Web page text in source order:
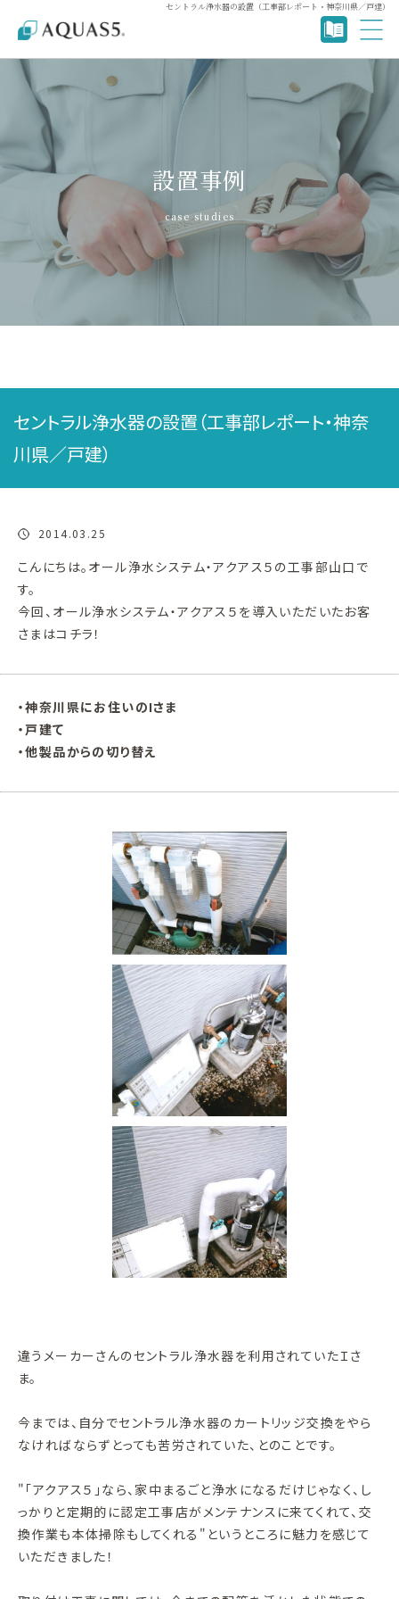
セントラル浄水器の設置（工事部レポート・神奈川県／戸建）
設置事例
case studies
セントラル浄水器の設置（工事部レポート・神奈
川県／戸建）
2014.03.25
こんにちは。オール浄水システム・アクアス５の工事部山口で
す。
今回、オール浄水システム・アクアス５を導入いただいたお客
さまはコチラ！
・神奈川県にお住いのIさま
・戸建て
・他製品からの切り替え
違うメーカーさんのセントラル浄水器を利用されていたＩさ
ま。
今までは、自分でセントラル浄水器のカートリッジ交換をやら
なければならずとっても苦労されていた、とのことです。
"「アクアス５」なら、家中まるごと浄水になるだけじゃなく、し
っかりと定期的に認定工事店がメンテナンスに来てくれて、交
換作業も本体掃除もしてくれる"というところに魅力を感じて
いただきました！